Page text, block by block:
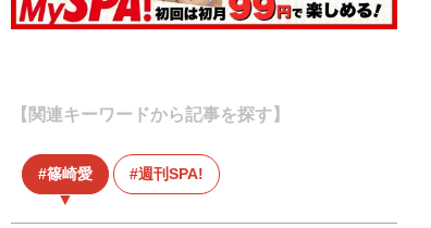
【関連キーワードから記事を探す】
篠崎愛 週刊SPA!